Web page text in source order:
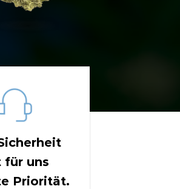
für uns
Priorität.